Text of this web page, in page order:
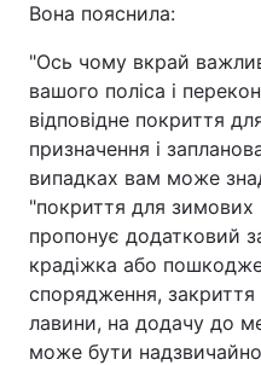
Вона пояснила:
"Ось чому вкрай
вашого поліса і
відповідне покриття
призначення і
випадках вам може
"покриття для зимових
пропонує додатковий
крадіжка або
спорядження,
лавини, на додачу до
може бути